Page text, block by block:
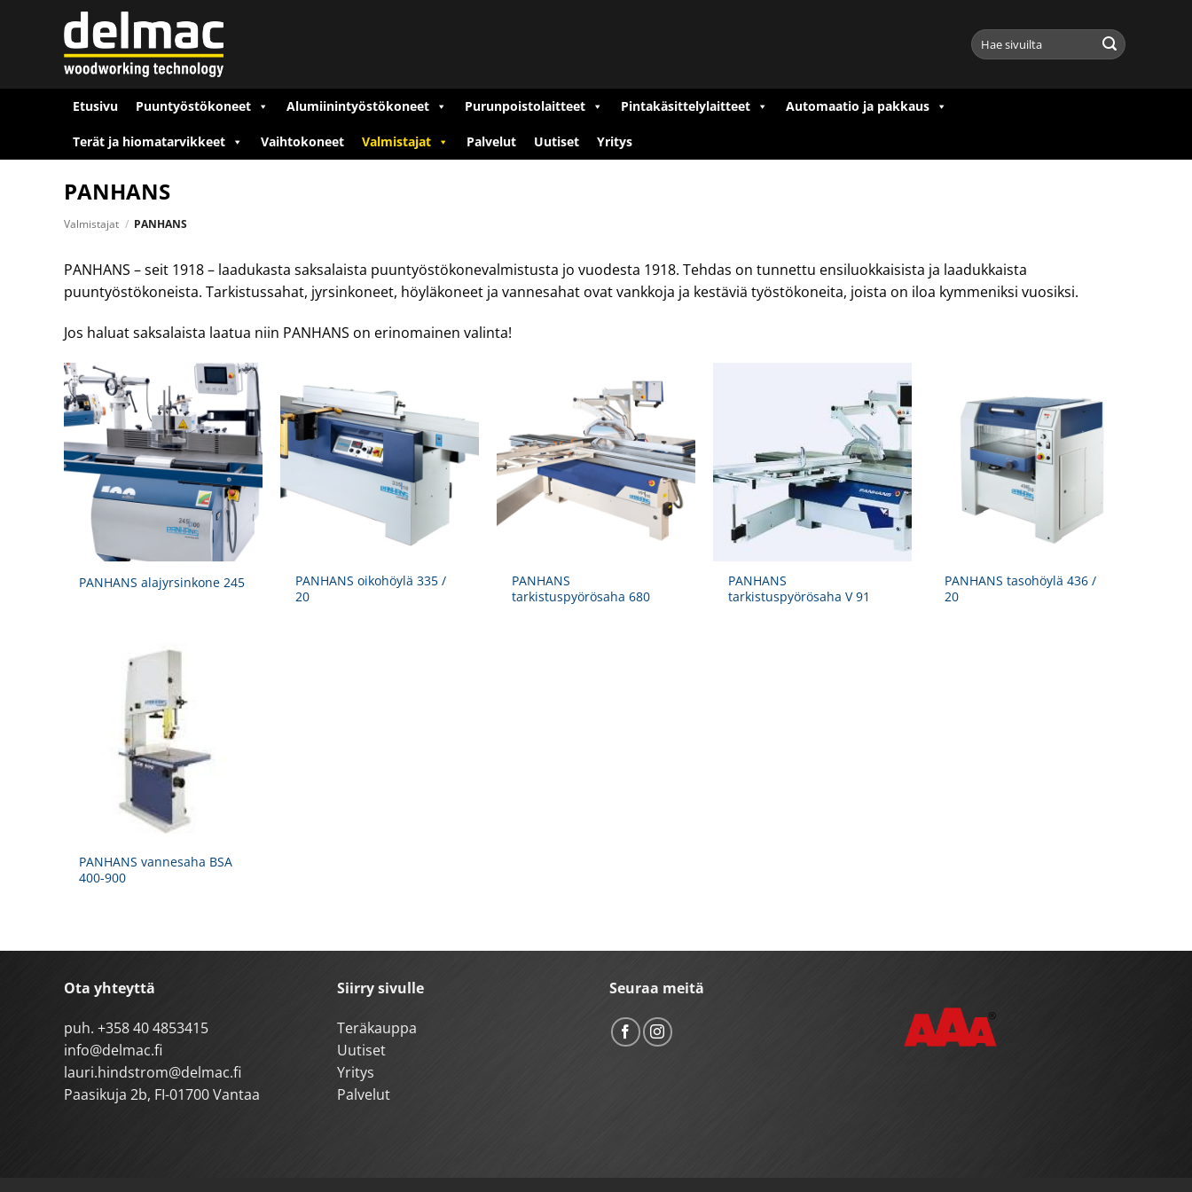
Etsi:
Etusivu Puuntyöstökoneet Alumiinintyöstökoneet Purunpoistolaitteet Pintakäsittelylaitteet Automaatio ja pakkaus
Terät ja hiomatarvikkeet Vaihtokoneet Valmistajat Palvelut Uutiset Yritys
PANHANS
Valmistajat / PANHANS
PANHANS – seit 1918 – laadukasta saksalaista puuntyöstökonevalmistusta jo vuodesta 1918. Tehdas on tunnettu ensiluokkaisista ja laadukkaista
puuntyöstökoneista. Tarkistussahat, jyrsinkoneet, höyläkoneet ja vannesahat ovat vankkoja ja kestäviä työstökoneita, joista on iloa kymmeniksi vuosiksi.
Jos haluat saksalaista laatua niin PANHANS on erinomainen valinta!
PANHANS alajyrsinkone 245
PANHANS oikohöylä 335 /
20
PANHANS
tarkistuspyörösaha 680
PANHANS
tarkistuspyörösaha V 91
PANHANS tasohöylä 436 /
20
PANHANS vannesaha BSA
400-900
Ota yhteyttä
puh. +358 40 4853415
info@delmac.fi
lauri.hindstrom@delmac.fi
Paasikuja 2b, FI-01700 Vantaa
Siirry sivulle
Teräkauppa
Uutiset
Yritys
Palvelut
Seuraa meitä